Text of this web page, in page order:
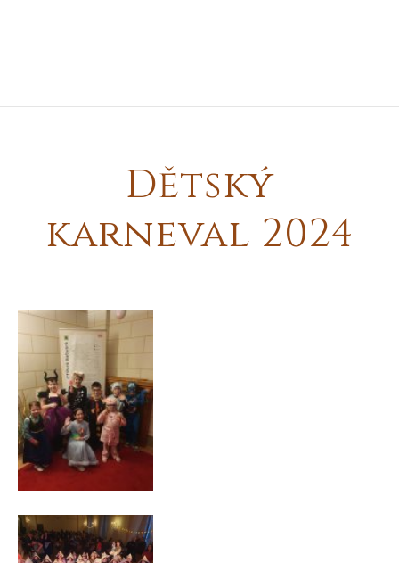
Dětský
karneval 2024